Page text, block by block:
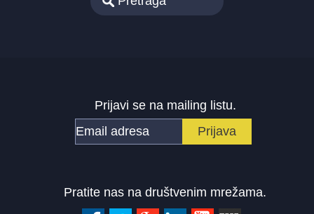
Prijavi se na mailing listu.
Pratite nas na društvenim mrežama.